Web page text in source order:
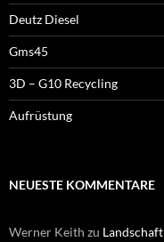
Deutz Diesel
Gms45
3D – G10 Recycling
Aufrüstung
NEUESTE KOMMENTARE
Werner Keith zu Landschaft